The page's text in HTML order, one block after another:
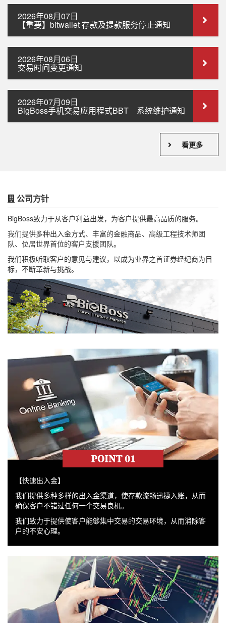
2026年08月07日
【重要】bitwallet 存款及提款服务停止通知
2026年08月06日
交易时间变更通知
2026年07月09日
BigBoss手机交易应用程式BBT 系统维护通知
看更多
公司方针
BigBoss致力于从客户利益出发，为客户提供最高品质的服务。
我们提供多种出入金方式、丰富的金融商品、高级工程技术师团
队、位居世界首位的客户支援团队。
我们积极听取客户的意见与建议，以成为业界之首证券经纪商为目
标，不断革新与挑战。
【快速出入金】
我们提供多种多样的出入金渠道，使存款流畅迅捷入账，从而
确保客户不错过任何一个交易良机。
我们致力于提供使客户能够集中交易的交易环境，从而消除客
户的不安心理。